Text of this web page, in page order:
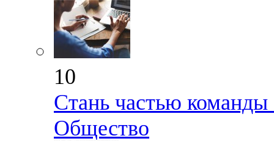
10
Стань частью
Общество